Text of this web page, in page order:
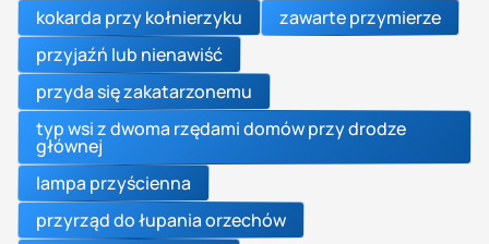
kokarda przy kołnierzyku
zawarte przymierze
przyjaźń lub nienawiść
przyda się zakatarzonemu
typ wsi z dwoma rzędami domów przy drodze
głównej
lampa przyścienna
przyrząd do łupania orzechów